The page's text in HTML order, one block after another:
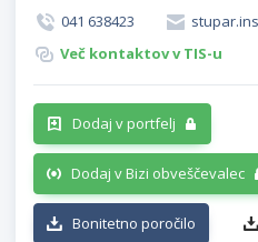
041 638423
Več kontaktov v TIS-u
Dodaj v portfelj
Dodaj v Bizi obveščevalec
Bonitetno poročilo